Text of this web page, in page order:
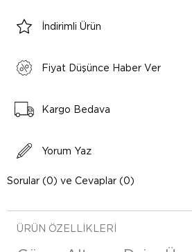
İndirimli Ürün
Fiyat Düşünce Haber Ver
Kargo Bedava
Yorum Yaz
Sorular (0) ve Cevaplar (0)
ÜRÜN ÖZELLIKLERI